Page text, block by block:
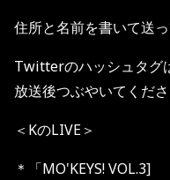
住所と名前を書いて送
Twitterのハッシュタグ
放送後つぶやいてくだ
＜KのLIVE＞
＊「MO'KEYS! VOL.3]